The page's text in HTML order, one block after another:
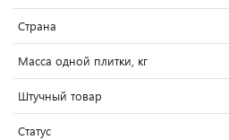
Страна
Масса одной плитки, кг
Штучный товар
Статус